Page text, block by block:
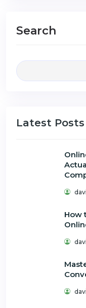
Search
Latest Posts
How